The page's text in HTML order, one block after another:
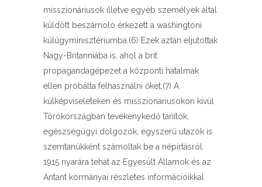
misszionáriusok illetve egyéb személyek által
küldött beszámoló érkezett a washingtoni
külügyminisztériumba.(6) Ezek aztán eljutottak
Nagy-Britanniába is, ahol a brit
propagandagépezet a központi hatalmak
ellen próbálta felhasználni őket.(7) A
külképviseleteken és misszionáriusokon kívül
Törökországban tevékenykedő tanítók,
egészségügyi dolgozók, egyszerű utazók is
szemtanúkként számoltak be a népirtásról.
1915 nyarára tehát az Egyesült Államok és az
Antant kormányai részletes információikkal